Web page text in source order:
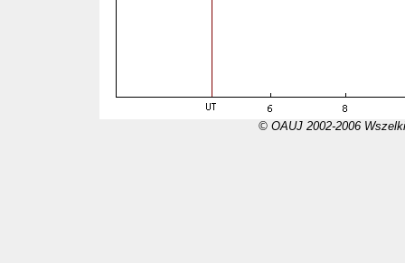
© OAUJ 2002-2006